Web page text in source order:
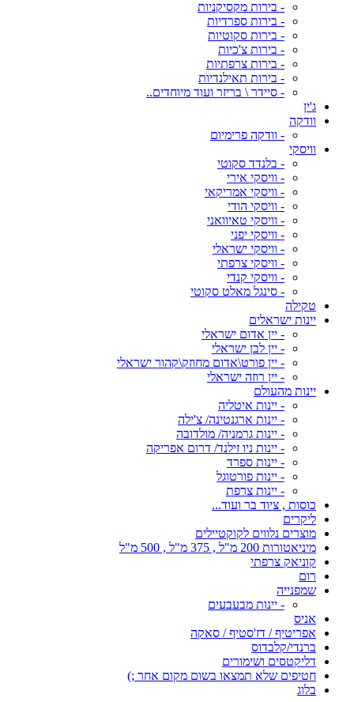
- בירות מקסיקניות
- בירות ספרדיות
- בירות סקוטיות
- בירות צ'כיות
- בירות צרפתיות
- בירות תאילנדיות
- סיידר \ בריזר ועוד מיוחדים..
ג'ין
וודקה
- וודקה פרימיום
וויסקי
- בלנדד סקוטי
- וויסקי אירי
- וויסקי אמריקאי
- וויסקי הודי
- וויסקי טאיוואני
- וויסקי יפני
- וויסקי ישראלי
- וויסקי צרפתי
- וויסקי קנדי
- סינגל מאלט סקוטי
טקילה
יינות ישראלים
- יין אדום ישראלי
- יין לבן ישראלי
- יין פורט\אדום מחוזק\קהור ישראלי
- יין רוזה ישראלי
יינות מהעולם
- יינות איטליה
- יינות ארגנטינה/ צ'ילה
- יינות גרמניה/ מולדובה
- יינות ניו זילנד/ דרום אפריקה
- יינות ספרד
- יינות פורטוגל
- יינות צרפת
כוסות , ציוד בר ועוד...
ליקרים
מוצרים נלווים לקוקטיילים
מיניאטורות 200 מ"ל , 375 מ"ל , 500 מ"ל
קוניאק צרפתי
רום
שמפנייה
- יינות מבעבעים
אניס
אפריטיף / דז'סטיף / סאקה
ברנדי/קלבדוס
דליקטסים ושימורים
חטיפים שלא תמצאו בשום מקום אחר ;)
בלוג